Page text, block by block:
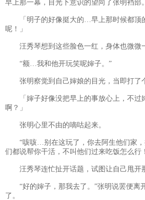
早上那一幕，目光下意识的望向了张明裆部。
「明子的好像挺大的…早上那时候都顶
呢！」
汪秀琴想到这些脸色一红，身体也微微
“额…我和他开玩笑呢婶子。”
张明察觉到自己婶娘的目光，当即打了
「婶子好像没把早上的事放心上，不过
啊？」
张明心里不由的嘀咕起来。
“咳咳…别在这玩了，你去阿生他们家，
们都说帮你干活，不叫他们过来吃饭怎么行
汪秀琴连忙扯开话题，试图让自己甩开
“好的婶子，那我去了。”张明说罢便离
了。